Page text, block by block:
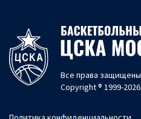
Все права защищены
Copyright ® 1999-2026